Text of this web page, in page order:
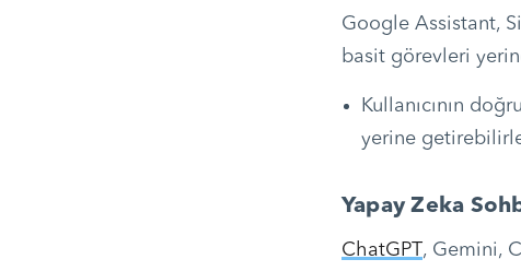
Google Assistant,
basit görevleri
Kullanıcının
yerine
Yapay Zeka
ChatGPT, Gemini,